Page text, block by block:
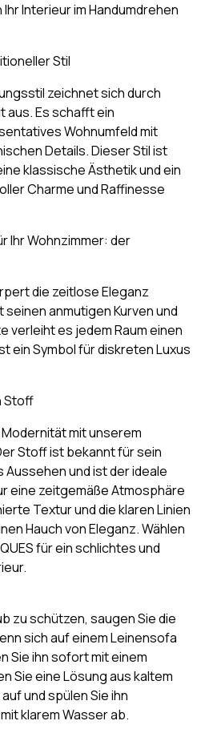
Interieur im Handumdrehen
Stil
zeichnet sich durch
aus. Es schafft ein
Wohnumfeld mit
Details. Dieser Stil ist
klassische Ästhetik und ein
Charme und Raffinesse
Ihr Wohnzimmer: der
die zeitlose Eleganz
anmutigen Kurven und
verleiht es jedem Raum einen
ein Symbol für diskreten Luxus
Stoff
mit unserem
Stoff ist bekannt für sein
und ist der ideale
eine zeitgemäße Atmosphäre
Textur und die klaren Linien
Hauch von Eleganz. Wählen
für ein schlichtes und
zu schützen, saugen Sie die
sich auf einem Leinensofa
Sie ihn sofort mit einem
Sie eine Lösung aus kaltem
und spülen Sie ihn
klarem Wasser ab.